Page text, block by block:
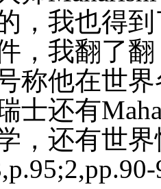
，我也得
，我翻了
他在世界
士还有
，还有世